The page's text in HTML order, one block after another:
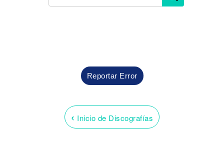
Reportar Error
‹ Inicio de Discografías